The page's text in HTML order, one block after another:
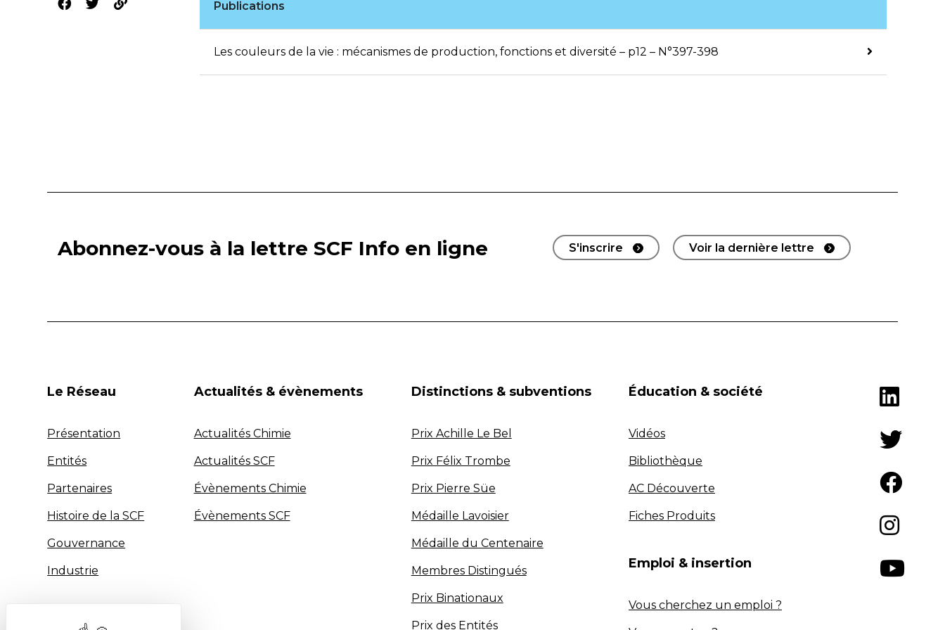
Publications
Les couleurs de la vie : mécanismes de production, fonctions et diversité – p12 – N°397-398
Abonnez-vous à la lettre SCF Info en ligne S'inscrire Voir la dernière lettre
Le Réseau
Présentation
Entités
Partenaires
Histoire de la SCF
Gouvernance
Industrie
Actualités & évènements
Actualités Chimie
Actualités SCF
Évènements Chimie
Évènements SCF
Distinctions & subventions
Prix Achille Le Bel
Prix Félix Trombe
Prix Pierre Süe
Médaille Lavoisier
Médaille du Centenaire
Membres Distingués
Prix Binationaux
Prix des Entités
Éducation & société
Vidéos
Bibliothèque
AC Découverte
Fiches Produits
Emploi & insertion
Vous cherchez un emploi ?